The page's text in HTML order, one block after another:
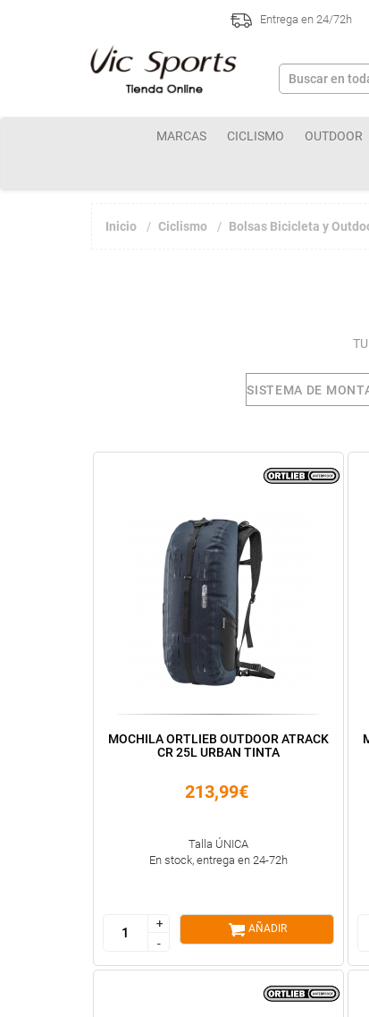
Entrega en 24/72h
MARCAS CICLISMO OUTDOOR
Inicio Ciclismo Bolsas Bicicleta y
SISTEMA DE
MOCHILA ORTLIEB OUTDOOR ATRACK
CR 25L URBAN TINTA
213,99€
Talla ÚNICA
En stock, entrega en 24-72h
+
-
+
-
AÑADIR